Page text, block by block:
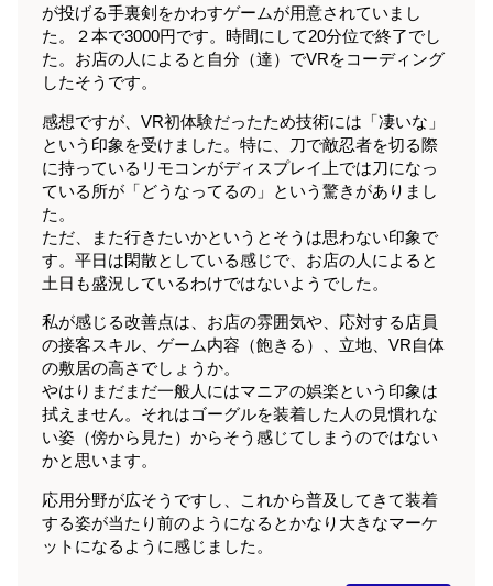
が投げる手裏剣をかわすゲームが用意されていまし
た。２本で3000円です。時間にして20分位で終了でし
た。お店の人によると自分（達）でVRをコーディング
したそうです。
感想ですが、VR初体験だったため技術には「凄いな」
という印象を受けました。特に、刀で敵忍者を切る際
に持っているリモコンがディスプレイ上では刀になっ
ている所が「どうなってるの」という驚きがありまし
た。
ただ、また行きたいかというとそうは思わない印象で
す。平日は閑散としている感じで、お店の人によると
土日も盛況しているわけではないようでした。
私が感じる改善点は、お店の雰囲気や、応対する店員
の接客スキル、ゲーム内容（飽きる）、立地、VR自体
の敷居の高さでしょうか。
やはりまだまだ一般人にはマニアの娯楽という印象は
拭えません。それはゴーグルを装着した人の見慣れな
い姿（傍から見た）からそう感じてしまうのではない
かと思います。
応用分野が広そうですし、これから普及してきて装着
する姿が当たり前のようになるとかなり大きなマーケ
ットになるように感じました。